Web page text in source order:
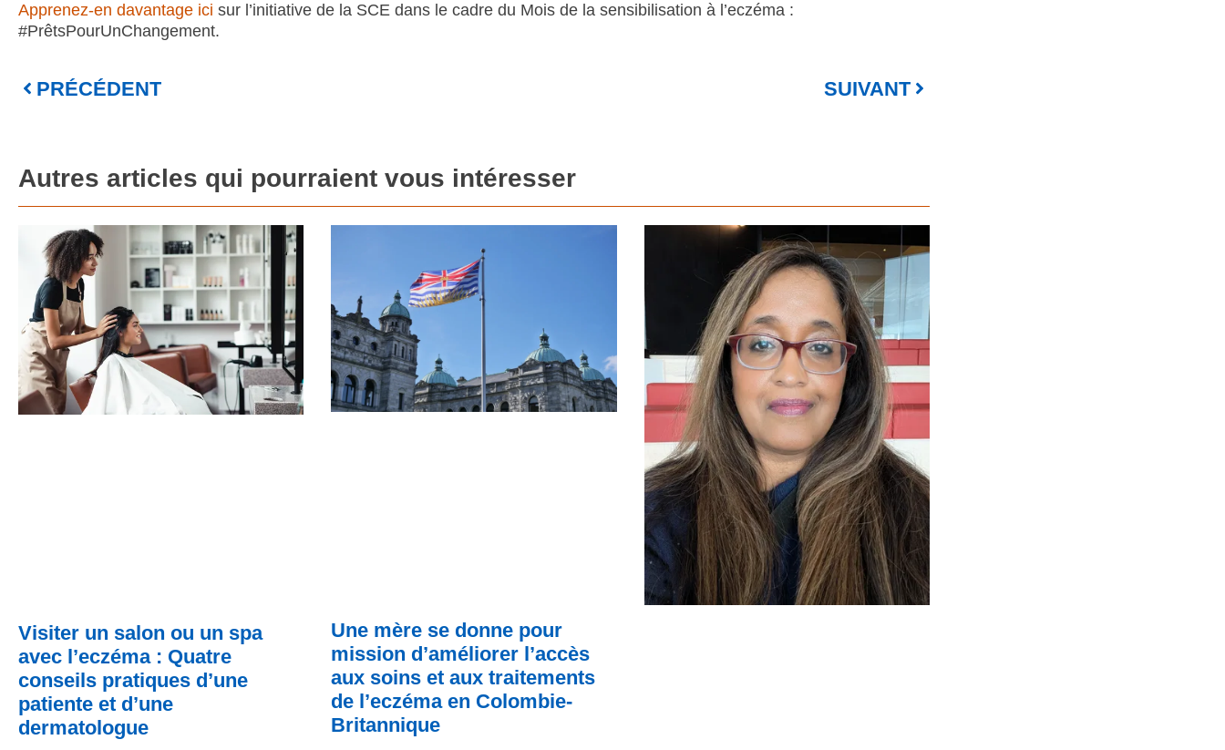
Apprenez-en davantage ici sur l’initiative de la SCE dans le cadre du Mois de la sensibilisation à l’eczéma :
#PrêtsPourUnChangement.
PRÉCÉDENT SUIVANT
Autres articles qui pourraient vous intéresser
Visiter un salon ou un spa
avec l’eczéma : Quatre
conseils pratiques d’une
patiente et d’une
dermatologue
Une mère se donne pour
mission d’améliorer l’accès
aux soins et aux traitements
de l’eczéma en Colombie-
Britannique